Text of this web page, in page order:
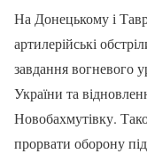
На Донецькому і
артилерійські
завдання вогневого
України та
Новобахмутівку.
прорвати оборону